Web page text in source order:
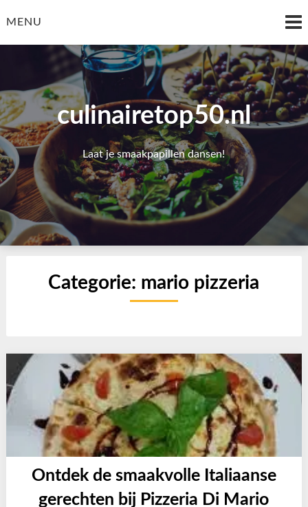
toMENU
culinairetop50.nl
Laat je smaakpapillen dansen!
Categorie: mario pizzeria
Ontdek de smaakvolle Italiaanse
gerechten bij Pizzeria Di Mario